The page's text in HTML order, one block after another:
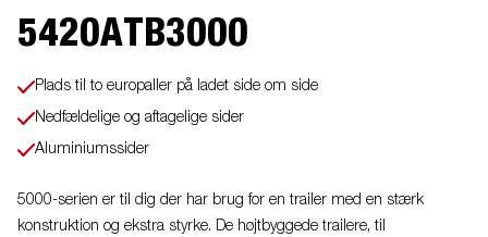
5420ATB3000
Plads til to europaller på ladet side om side
Nedfældelige og aftagelige sider
Aluminiumssider
5000-serien er til dig der har brug for en trailer med en stærk
konstruktion og ekstra styrke. De højtbyggede trailere, til